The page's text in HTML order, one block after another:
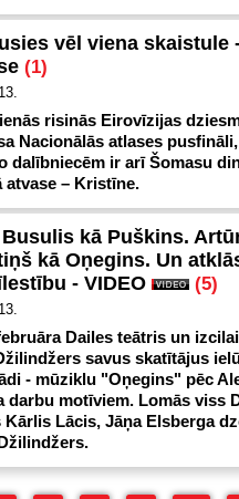
vēl viena skaistule
(1)
risinās Eirovīzijas
Nacionālās atlases
dalībniecēm ir arī Šomasu
atvase – Kristīne.
kā Puškins.
kā Oņegins. Un
- VIDEO
(5)
Dailes teātris un
savus skatītājus
- mūziklu "Oņegins" pēc
darbu motīviem. Lomās viss
Lācis, Jāņa Elsberga